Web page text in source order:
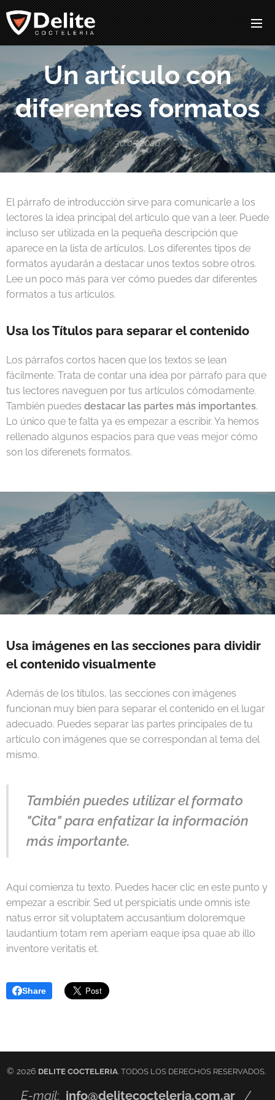
Un artículo con
diferentes formatos
30.05.2026
El párrafo de introducción sirve para comunicarle a los
lectores la idea principal del artículo que van a leer. Puede
incluso ser utilizada en la pequeña descripción que
aparece en la lista de artículos. Los diferentes tipos de
formatos ayudarán a destacar unos textos sobre otros.
Lee un poco más para ver cómo puedes dar diferentes
formatos a tus artículos.
Usa los Títulos para separar el contenido
Los párrafos cortos hacen que los textos se lean
fácilmente. Trata de contar una idea por párrafo para que
tus lectores naveguen por tus artículos cómodamente.
También puedes destacar las partes más importantes.
Lo único que te falta ya es empezar a escribir. Ya hemos
rellenado algunos espacios para que veas mejor cómo
son los diferenets formatos.
Usa imágenes en las secciones para dividir
el contenido visualmente
Además de los títulos, las secciones con imágenes
funcionan muy bien para separar el contenido en el lugar
adecuado. Puedes separar las partes principales de tu
artículo con imágenes que se correspondan al tema del
mismo.
También puedes utilizar el formato
"Cita" para enfatizar la información
más importante.
Aquí comienza tu texto. Puedes hacer clic en este punto y
empezar a escribir. Sed ut perspiciatis unde omnis iste
natus error sit voluptatem accusantium doloremque
laudantium totam rem aperiam eaque ipsa quae ab illo
inventore veritatis et.
Share
© 2026 DELITE COCTELERIA. TODOS LOS DERECHOS RESERVADOS.
E-mail: info@delitecocteleria.com.ar /